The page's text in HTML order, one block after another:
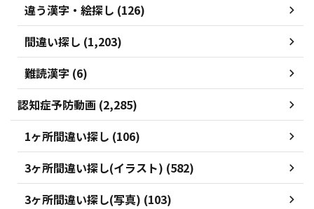
違う漢字・絵探し (126)
間違い探し (1,203)
難読漢字 (6)
認知症予防動画 (2,285)
1ヶ所間違い探し (106)
3ヶ所間違い探し(イラスト) (582)
3ヶ所間違い探し(写真) (103)